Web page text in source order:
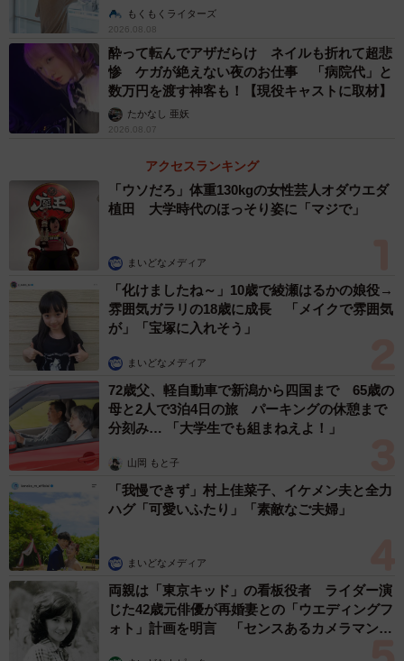
説】もくもくライターズ
2026.08.08
酔って転んでアザだらけ ネイルも折れて超悲
惨 ケガが絶えない夜のお仕事 「病院代」と
数万円を渡す神客も！【現役キャストに取材】
たかなし 亜妖
2026.08.07
アクセスランキング
「ウソだろ」体重130kgの女性芸人オダウエダ
植田 大学時代のほっそり姿に「マジで」
まいどなメディア
「化けましたね～」10歳で綾瀬はるかの娘役→
雰囲気ガラリの18歳に成長 「メイクで雰囲気
が」「宝塚に入れそう」
まいどなメディア
72歳父、軽自動車で新潟から四国まで 65歳の
母と2人で3泊4日の旅 パーキングの休憩まで
分刻み… 「大学生でも組まねえよ！」
山岡 もと子
「我慢できず」村上佳菜子、イケメン夫と全力
ハグ「可愛いふたり」「素敵なご夫婦」
まいどなメディア
両親は「東京キッド」の看板役者 ライダー演
じた42歳元俳優が再婚妻との「ウエディングフ
ォト」計画を明言 「センスあるカメラマン求